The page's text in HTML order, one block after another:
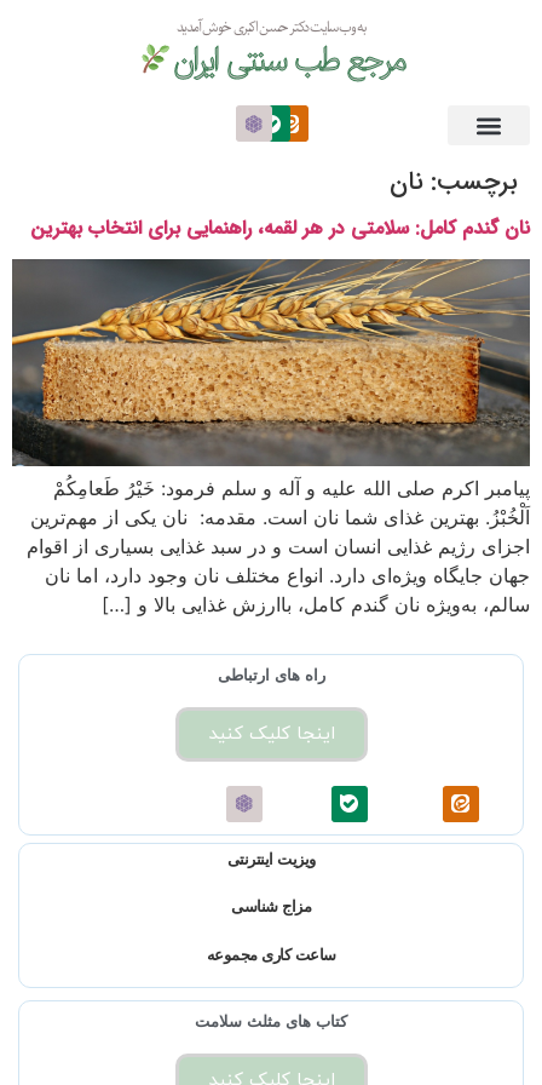
به وب سایت دکتر حسن اکبری خوش آمدید
مرجع طب سنتی ایران
برچسب: نان
نان گندم کامل: سلامتی در هر لقمه، راهنمایی برای انتخاب بهترین
پیامبر اکرم صلی الله علیه و آله و سلم فرمود: خَیْرُ طَعامِکُمْ
اَلْخُبْزُ. بهترین غذاى شما نان است. مقدمه: نان یکی از مهم‌ترین
اجزای رژیم غذایی انسان است و در سبد غذایی بسیاری از اقوام
جهان جایگاه ویژه‌ای دارد. انواع مختلف نان وجود دارد، اما نان
سالم، به‌ویژه نان گندم کامل، باارزش غذایی بالا و […]
راه های ارتباطی
اینجا کلیک کنید
ویزیت اینترنتی
مزاج شناسی
ساعت کاری مجموعه
کتاب های مثلث سلامت